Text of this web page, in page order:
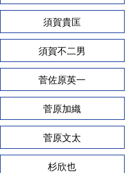
須賀貴匡
須賀不二男
菅佐原英一
菅原加織
菅原文太
杉欣也